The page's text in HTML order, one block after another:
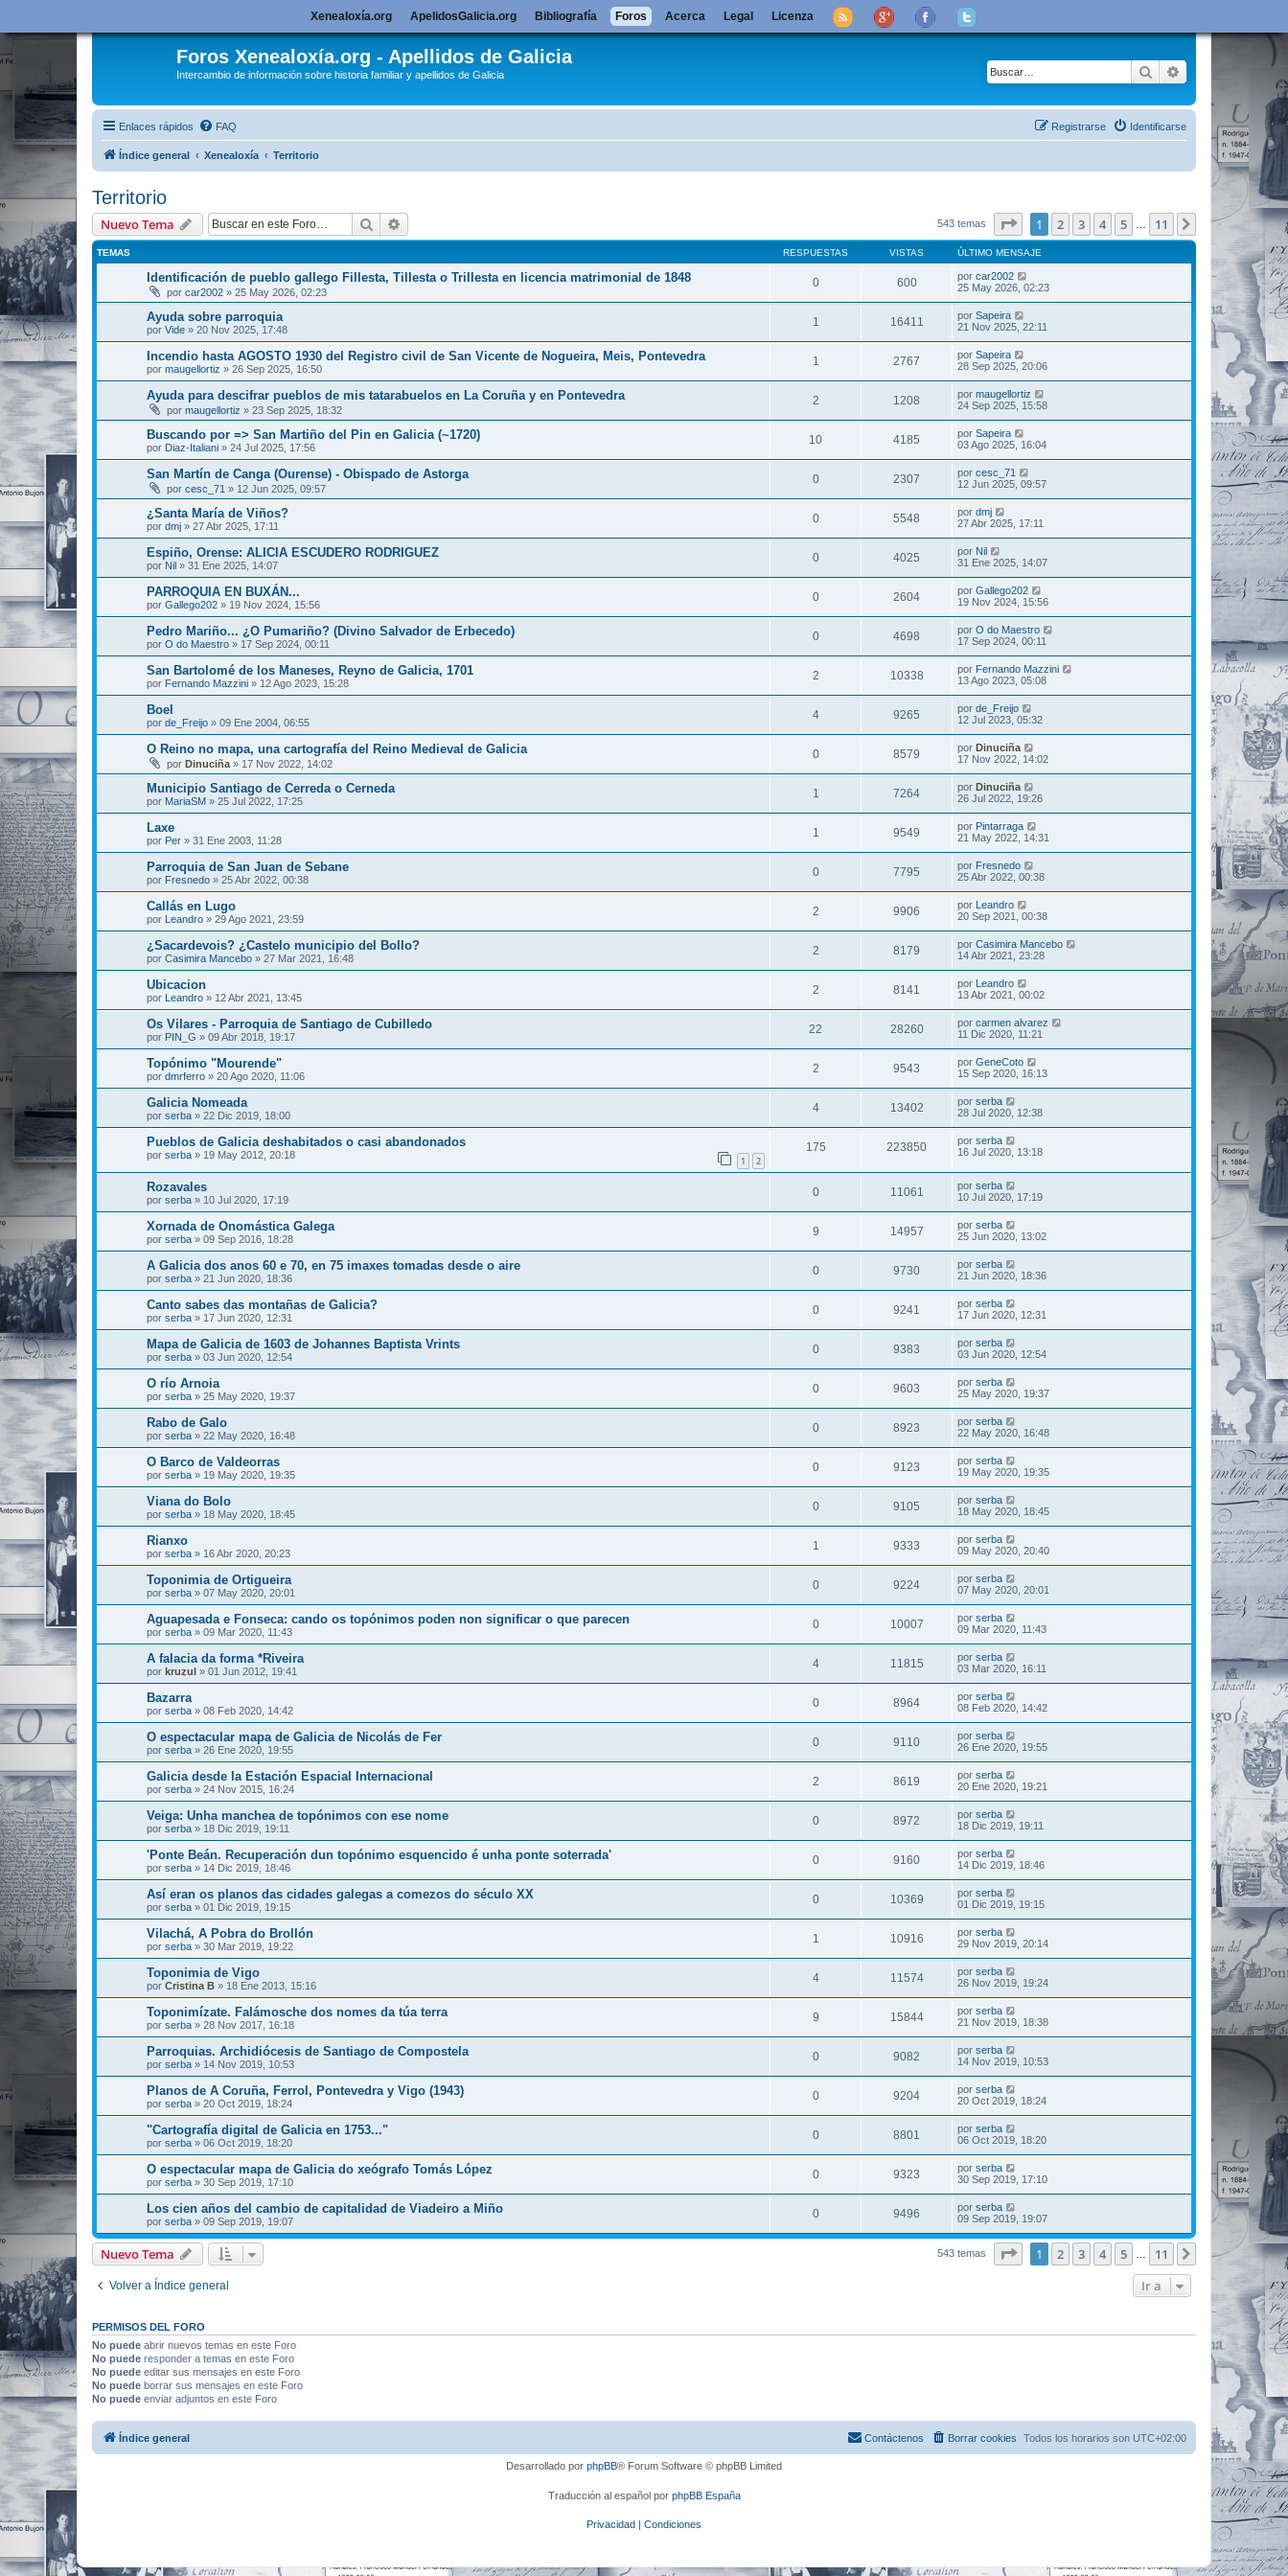
Foros Xenealoxía.org - Apellidos de Galicia
Intercambio de información sobre historia familiar y apellidos de Galicia Buscar Búsqueda
Enlaces rápidos FAQ Identificarse
Registrarse
Índice general Xenealoxía Territorio
Territorio
Nuevo Tema Buscar 543 temas Página1 de 11
1 2 3 4 5 11 Siguiente
TEMAS RESPUESTAS VISTAS ÚLTIMO MENSAJE
Identificación de pueblo gallego Fillesta, Tillesta o Trillesta en licencia matrimonial de 1848
por car2002 » 25 May 2026, 02:23
0 600 por car2002
25 May 2026, 02:23
Ayuda sobre parroquia
por Vide » 20 Nov 2025, 17:48
1 16411 por Sapeira
21 Nov 2025, 22:11
Incendio hasta AGOSTO 1930 del Registro civil de San Vicente de Nogueira, Meis, Pontevedra
por maugellortiz » 26 Sep 2025, 16:50
1 2767 por Sapeira
28 Sep 2025, 20:06
Ayuda para descifrar pueblos de mis tatarabuelos en La Coruña y en Pontevedra
por maugellortiz » 23 Sep 2025, 18:32
2 1208 por maugellortiz
24 Sep 2025, 15:58
Buscando por => San Martiño del Pin en Galicia (~1720)
por Diaz-Italiani » 24 Jul 2025, 17:56
10 4185 por Sapeira
03 Ago 2025, 16:04
San Martín de Canga (Ourense) - Obispado de Astorga
por cesc_71 » 12 Jun 2025, 09:57
0 2307 por cesc_71
12 Jun 2025, 09:57
¿Santa María de Viños?
por dmj » 27 Abr 2025, 17:11
0 5548 por dmj
27 Abr 2025, 17:11
Espiño, Orense: ALICIA ESCUDERO RODRIGUEZ
por Nil » 31 Ene 2025, 14:07
0 4025 por Nil
31 Ene 2025, 14:07
PARROQUIA EN BUXÁN...
por Gallego202 » 19 Nov 2024, 15:56
0 2604 por Gallego202
19 Nov 2024, 15:56
Pedro Mariño... ¿O Pumariño? (Divino Salvador de Erbecedo)
por O do Maestro » 17 Sep 2024, 00:11
0 4698 por O do Maestro
17 Sep 2024, 00:11
San Bartolomé de los Maneses, Reyno de Galicia, 1701
por Fernando Mazzini » 12 Ago 2023, 15:28
2 10338 por Fernando Mazzini
13 Ago 2023, 05:08
Boel
por de_Freijo » 09 Ene 2004, 06:55
4 9265 por de_Freijo
12 Jul 2023, 05:32
O Reino no mapa, una cartografía del Reino Medieval de Galicia
por Dinuciña » 17 Nov 2022, 14:02
0 8579 por Dinuciña
17 Nov 2022, 14:02
Municipio Santiago de Cerreda o Cerneda
por MariaSM » 25 Jul 2022, 17:25
1 7264 por Dinuciña
26 Jul 2022, 19:26
Laxe
por Per » 31 Ene 2003, 11:28
1 9549 por Pintarraga
21 May 2022, 14:31
Parroquia de San Juan de Sebane
por Fresnedo » 25 Abr 2022, 00:38
0 7795 por Fresnedo
25 Abr 2022, 00:38
Callás en Lugo
por Leandro » 29 Ago 2021, 23:59
2 9906 por Leandro
20 Sep 2021, 00:38
¿Sacardevois? ¿Castelo municipio del Bollo?
por Casimira Mancebo » 27 Mar 2021, 16:48
2 8179 por Casimira Mancebo
14 Abr 2021, 23:28
Ubicacion
por Leandro » 12 Abr 2021, 13:45
2 8141 por Leandro
13 Abr 2021, 00:02
Os Vilares - Parroquia de Santiago de Cubilledo
por PIN_G » 09 Abr 2018, 19:17
22 28260 por carmen alvarez
11 Dic 2020, 11:21
Topónimo "Mourende"
por dmrferro » 20 Ago 2020, 11:06
2 9543 por GeneCoto
15 Sep 2020, 16:13
Galicia Nomeada
por serba » 22 Dic 2019, 18:00
4 13402 por serba
28 Jul 2020, 12:38
Pueblos de Galicia deshabitados o casi abandonados
por serba » 19 May 2012, 20:18 1 2
175 223850 por serba
16 Jul 2020, 13:18
Rozavales
por serba » 10 Jul 2020, 17:19
0 11061 por serba
10 Jul 2020, 17:19
Xornada de Onomástica Galega
por serba » 09 Sep 2016, 18:28
9 14957 por serba
25 Jun 2020, 13:02
A Galicia dos anos 60 e 70, en 75 imaxes tomadas desde o aire
por serba » 21 Jun 2020, 18:36
0 9730 por serba
21 Jun 2020, 18:36
Canto sabes das montañas de Galicia?
por serba » 17 Jun 2020, 12:31
0 9241 por serba
17 Jun 2020, 12:31
Mapa de Galicia de 1603 de Johannes Baptista Vrints
por serba » 03 Jun 2020, 12:54
0 9383 por serba
03 Jun 2020, 12:54
O río Arnoia
por serba » 25 May 2020, 19:37
0 9603 por serba
25 May 2020, 19:37
Rabo de Galo
por serba » 22 May 2020, 16:48
0 8923 por serba
22 May 2020, 16:48
O Barco de Valdeorras
por serba » 19 May 2020, 19:35
0 9123 por serba
19 May 2020, 19:35
Viana do Bolo
por serba » 18 May 2020, 18:45
0 9105 por serba
18 May 2020, 18:45
Rianxo
por serba » 16 Abr 2020, 20:23
1 9333 por serba
09 May 2020, 20:40
Toponimia de Ortigueira
por serba » 07 May 2020, 20:01
0 9224 por serba
07 May 2020, 20:01
Aguapesada e Fonseca: cando os topónimos poden non significar o que parecen
por serba » 09 Mar 2020, 11:43
0 10007 por serba
09 Mar 2020, 11:43
A falacia da forma *Riveira
por kruzul » 01 Jun 2012, 19:41
4 11815 por serba
03 Mar 2020, 16:11
Bazarra
por serba » 08 Feb 2020, 14:42
0 8964 por serba
08 Feb 2020, 14:42
O espectacular mapa de Galicia de Nicolás de Fer
por serba » 26 Ene 2020, 19:55
0 9110 por serba
26 Ene 2020, 19:55
Galicia desde la Estación Espacial Internacional
por serba » 24 Nov 2015, 16:24
2 8619 por serba
20 Ene 2020, 19:21
Veiga: Unha manchea de topónimos con ese nome
por serba » 18 Dic 2019, 19:11
0 8972 por serba
18 Dic 2019, 19:11
'Ponte Beán. Recuperación dun topónimo esquencido é unha ponte soterrada'
por serba » 14 Dic 2019, 18:46
0 9160 por serba
14 Dic 2019, 18:46
Así eran os planos das cidades galegas a comezos do século XX
por serba » 01 Dic 2019, 19:15
0 10369 por serba
01 Dic 2019, 19:15
Vilachá, A Pobra do Brollón
por serba » 30 Mar 2019, 19:22
1 10916 por serba
29 Nov 2019, 20:14
Toponimia de Vigo
por Cristina B » 18 Ene 2013, 15:16
4 11574 por serba
26 Nov 2019, 19:24
Toponimízate. Falámosche dos nomes da túa terra
por serba » 28 Nov 2017, 16:18
9 15844 por serba
21 Nov 2019, 18:38
Parroquias. Archidiócesis de Santiago de Compostela
por serba » 14 Nov 2019, 10:53
0 9082 por serba
14 Nov 2019, 10:53
Planos de A Coruña, Ferrol, Pontevedra y Vigo (1943)
por serba » 20 Oct 2019, 18:24
0 9204 por serba
20 Oct 2019, 18:24
"Cartografía digital de Galicia en 1753..."
por serba » 06 Oct 2019, 18:20
0 8801 por serba
06 Oct 2019, 18:20
O espectacular mapa de Galicia do xeógrafo Tomás López
por serba » 30 Sep 2019, 17:10
0 9323 por serba
30 Sep 2019, 17:10
Los cien años del cambio de capitalidad de Viadeiro a Miño
por serba » 09 Sep 2019, 19:07
0 9496 por serba
09 Sep 2019, 19:07
Nuevo Tema 543 temas Página1 de 11
1 2 3 4 5 11 Siguiente
Volver a Índice general Ir a
PERMISOS DEL FORO
No puede abrir nuevos temas en este Foro
No puede responder a temas en este Foro
No puede editar sus mensajes en este Foro
No puede borrar sus mensajes en este Foro
No puede enviar adjuntos en este Foro
Xenealoxía.org ApelidosGalicia.org Bibliografía Foros Acerca Legal Licenza
Índice general Todos los horarios son UTC+02:00
Borrar cookies
Contáctenos
Desarrollado por phpBB® Forum Software © phpBB Limited
Traducción al español por phpBB España
Privacidad | Condiciones